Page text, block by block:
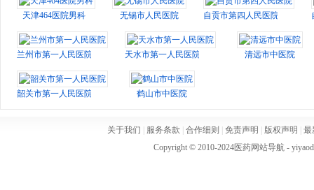
天津464医院男科 无锡市人民医院 自贡市第四人民医院
兰州市第一人民医院 天水市第一人民医院 清远市中医院
韶关市第一人民医院 鹤山市中医院
关于我们 服务条款 合作细则 免责声明 版权声明
最
Copyright © 2010-2024医药网站导航-